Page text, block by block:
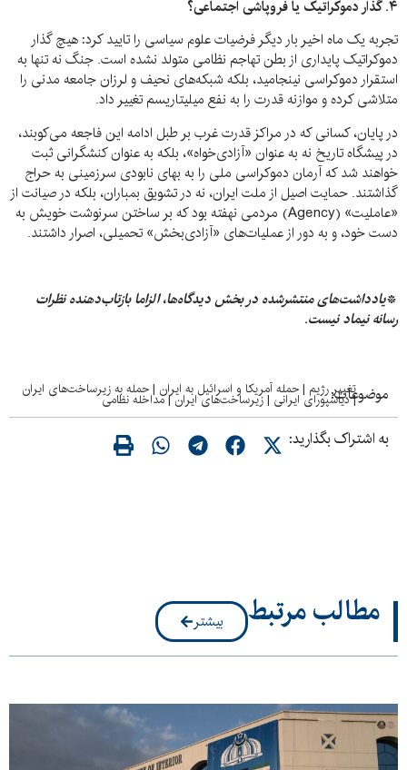
۴. گذار دموکراتیک یا فروپاشی اجتماعی؟
تجربه یک ماه اخیر بار دیگر فرضیات علوم سیاسی را تایید کرد: هیچ گذار
دموکراتیک پایداری از بطن تهاجم نظامی متولد نشده است. جنگ نه تنها به
استقرار دموکراسی نینجامید، بلکه شبکه‌های نحیف و لرزان جامعه مدنی را
متلاشی کرده و موازنه قدرت را به نفع میلیتاریسم تغییر داد.
در پایان، کسانی که در مراکز قدرت غرب بر طبل ادامه این فاجعه می‌کوبند،
در پیشگاه تاریخ نه به عنوان «آزادی‌خواه»، بلکه به عنوان کنشگرانی ثبت
خواهند شد که آرمان دموکراسی ملی را به بهای نابودی سرزمینی به حراج
گذاشتند. حمایت اصیل از ملت ایران، نه در تشویق بمباران، بلکه در صیانت از
«عاملیت» (Agency) مردمی نهفته بود که بر ساختن سرنوشت خویش به
دست خود، و به دور از عملیات‌های «آزادی‌بخش» تحمیلی، اصرار داشتند.
*یادداشت‌هایمنتشرشده در بخش دیدگاه‌ها، الزاما بازتاب‌دهنده نظرات
رسانه نیماد نیست.
موضوعات:
تغییر رژیم |حمله آمریکا و اسرائیل به ایران |حمله به زیرساخت‌های ایران
|دیاسپورای ایرانی |زیرساخت‌های ایران|مداخله نظامی
به اشتراک بگذارید:
مطالب مرتبط بیشتر